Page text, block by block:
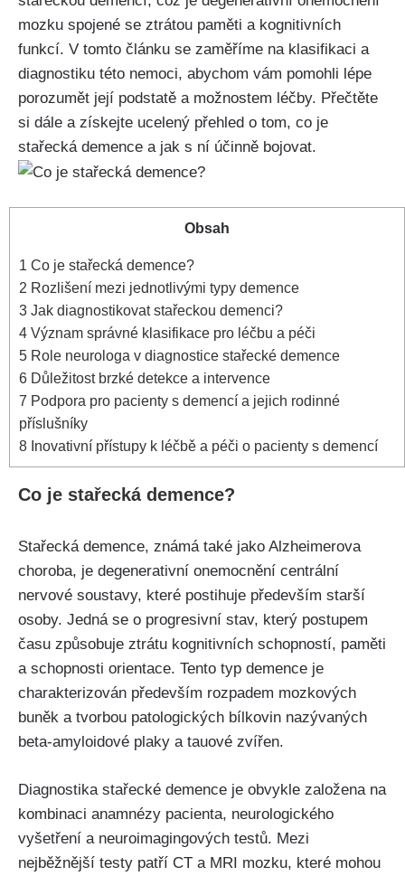
mozku spojené se ztrátou paměti a kognitivních
funkcí. V tomto článku se zaměříme na klasifikaci a
diagnostiku této nemoci, abychom vám pomohli lépe
porozumět její podstatě a možnostem léčby. Přečtěte
si dále a získejte ucelený přehled o tom, co je
stařecká demence a jak s ní účinně bojovat.
Obsah
1 Co je stařecká demence?
2 Rozlišení mezi jednotlivými typy demence
3 Jak diagnostikovat stařeckou demenci?
4 Význam správné klasifikace pro léčbu a péči
5 Role neurologa v diagnostice stařecké demence
6 Důležitost brzké detekce a intervence
7 Podpora pro pacienty s demencí a jejich rodinné
příslušníky
8 Inovativní přístupy k léčbě a péči o pacienty s demencí
Co je stařecká demence?
Stařecká demence, známá také jako Alzheimerova
choroba, je degenerativní onemocnění centrální
nervové soustavy, které postihuje především starší
osoby. Jedná se o progresivní stav, který postupem
času způsobuje ztrátu kognitivních schopností, paměti
a schopnosti orientace. Tento typ demence je
charakterizován především rozpadem mozkových
buněk a tvorbou patologických bílkovin nazývaných
beta-amyloidové plaky a tauové zvířen.
Diagnostika stařecké demence je obvykle založena na
kombinaci anamnézy pacienta, neurologického
vyšetření a neuroimagingových testů. Mezi
nejběžnější testy patří CT a MRI mozku, které mohou